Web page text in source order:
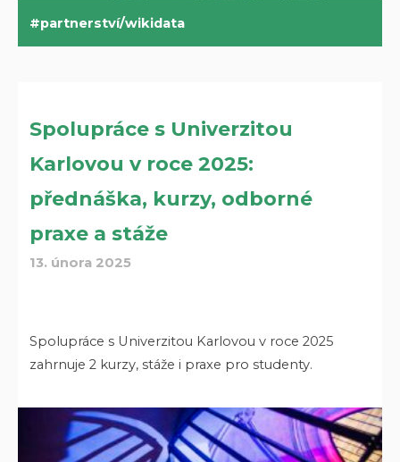
partnerství/wikidata
Spolupráce s Univerzitou
Karlovou v roce 2025:
přednáška, kurzy, odborné
praxe a stáže
13. února 2025
Spolupráce s Univerzitou Karlovou v roce 2025
zahrnuje 2 kurzy, stáže i praxe pro studenty.